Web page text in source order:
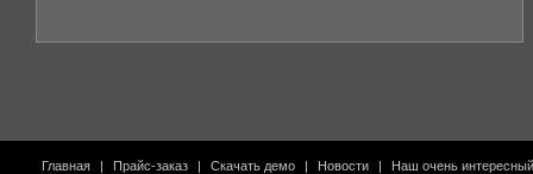
Главная | Прайс-заказ | Скачать демо | Новости | Наш очень